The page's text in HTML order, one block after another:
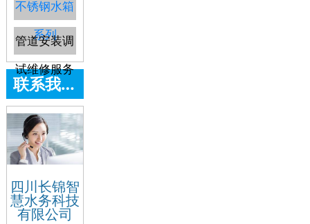
不锈钢水箱
系列
管道安装调
试维修服务
联系我们
四川长锦智
慧水务科技
有限公司